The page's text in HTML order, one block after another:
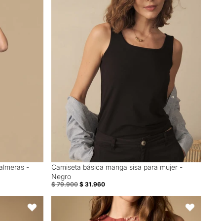
-
60% Off
Camiseta básica manga sisa para mujer -
Negro
$ 79.900 $ 31.960
Favoritos
Camisa manga larga cuello camisero en tejido fluido
Favoritos